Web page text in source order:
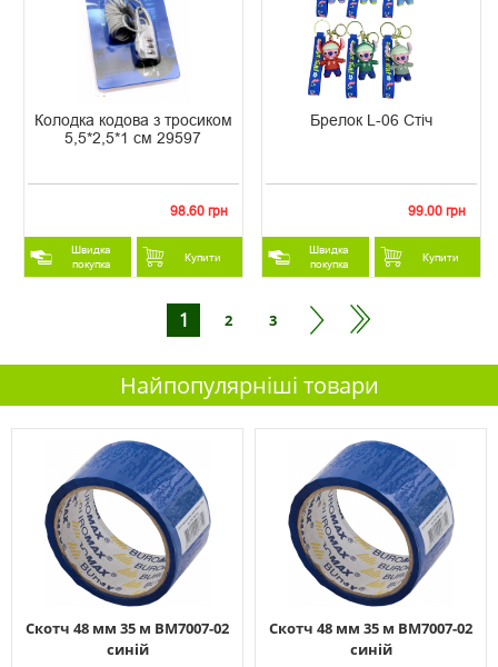
Колодка кодова з тросиком
5,5*2,5*1 см 29597
98.60 грн
Швидка
покупка
Купити
Брелок L-06 Стіч
99.00 грн
Швидка
покупка
Купити
1 2 3
Найпопулярніші товари
Скотч 48 мм 35 м ВМ7007-02
синій
Скотч 48 мм 35 м ВМ7007-02
синій